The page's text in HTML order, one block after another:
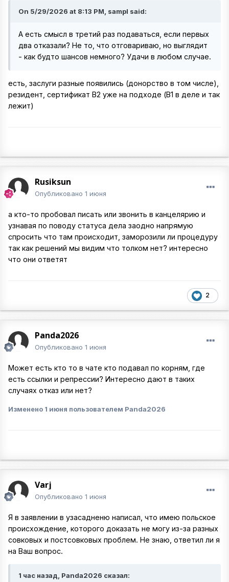
On 5/29/2026 at 8:13 PM, sampl said:
А есть смысл в третий раз подаваться, если первых
два отказали? Не то, что отговариваю, но выглядит
- как будто шансов немного? Удачи в любом случае.
есть, заслуги разные появились (донорство в том числе),
резидент, сертификат B2 уже на подходе (B1 в деле и так
лежит)
Rusiksun
Опубликовано 1 июня
а кто-то пробовал писать или звонить в канцелярию и
узнавая по поводу статуса дела заодно напрямую
спросить что там происходит, заморозили ли процедуру
так как решений мы видим что толком нет? интересно
что они ответят
2
Panda2026
Опубликовано 1 июня
Может есть кто то в чате кто подавал по корням, где
есть ссылки и репрессии? Интересно дают в таких
случаях отказ или нет?
Изменено 1 июня пользователем Panda2026
Varj
Опубликовано 1 июня
Я в заявлении в узасадненю написал, что имею польское
происхождение, которого доказать не могу из-за разных
совковых и постсовковых проблем. Не знаю, ответил ли я
на Ваш вопрос.
1 час назад, Panda2026 сказал: